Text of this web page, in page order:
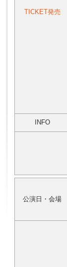
TICKET発売
INFO
公演日・会場